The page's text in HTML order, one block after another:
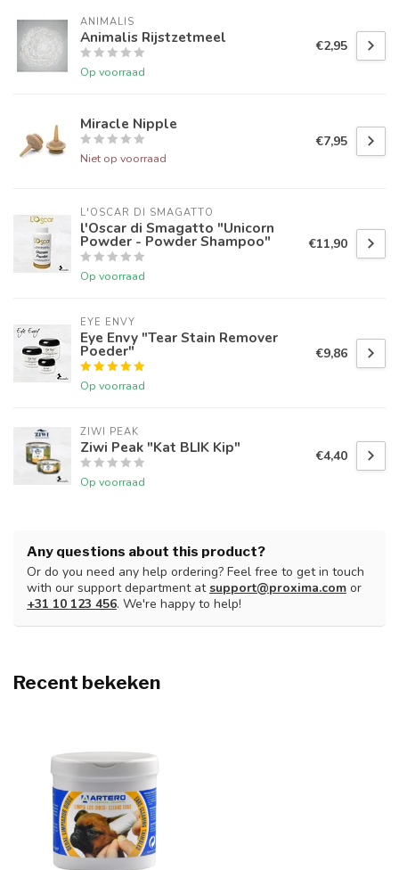
ANIMALIS
Animalis Rijstzetmeel
Op voorraad
€2,95
Miracle Nipple
Niet op voorraad
€7,95
L'OSCAR DI SMAGATTO
l'Oscar di Smagatto "Unicorn
Powder - Powder Shampoo"
Op voorraad
€11,90
EYE ENVY
Eye Envy "Tear Stain Remover
Poeder"
Op voorraad
€9,86
ZIWI PEAK
Ziwi Peak "Kat BLIK Kip"
Op voorraad
€4,40
Any questions about this product?
Or do you need any help ordering? Feel free to get in touch
with our support department atsupport@proxima.com or
+31 10 123 456. We're happy to help!
Recent bekeken